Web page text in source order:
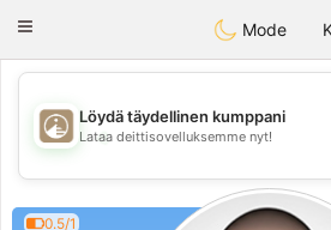
Bahebik
Toggle
Mode
💖
💕
Löydä täydellinen kumppani
Lataa deittisovelluksemme nyt!
0.5/1